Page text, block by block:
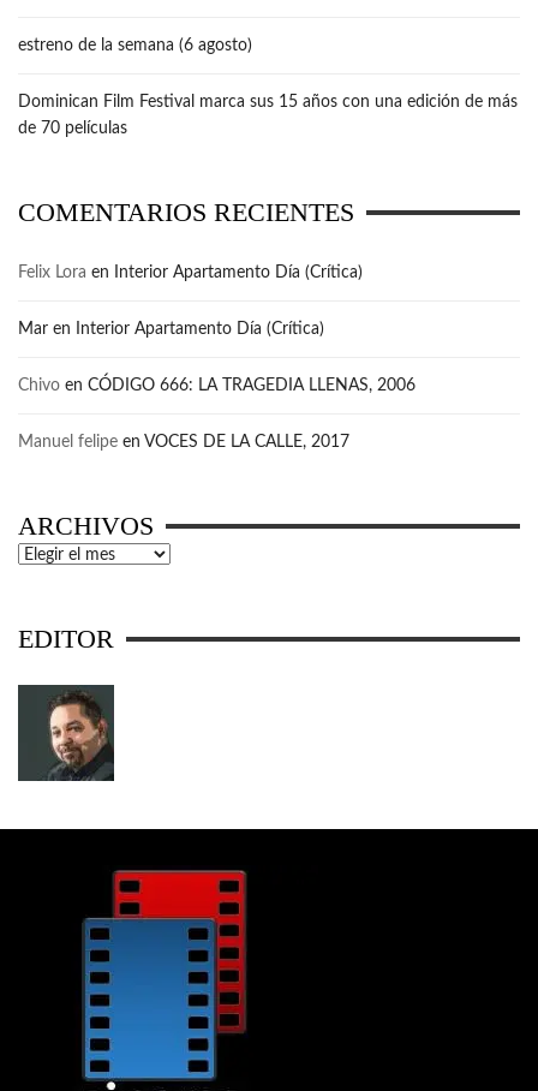
estreno de la semana (6 agosto)
Dominican Film Festival marca sus 15 años con una edición de más
de 70 películas
COMENTARIOS RECIENTES
Felix Lora en Interior Apartamento Día (Crítica)
Mar en Interior Apartamento Día (Crítica)
Chivo en CÓDIGO 666: LA TRAGEDIA LLENAS, 2006
Manuel felipe en VOCES DE LA CALLE, 2017
ARCHIVOS
Archivos
EDITOR